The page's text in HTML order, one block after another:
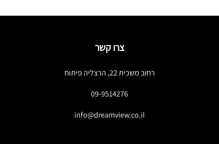
צרו קשר
רחוב משכית 22, הרצליה פיתוח
09-9514276
info@dreamview.co.il